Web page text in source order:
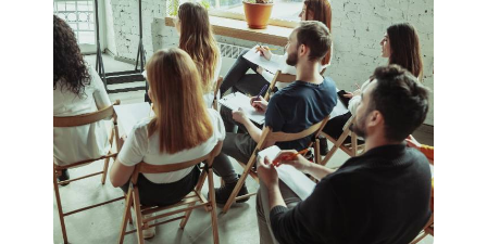
10/17 懂孩子，也懂受傷靈魂：理解霸凌與陪伴
陳意文 諮商心理師
本場講座由本會與張老師基金會合作辦理
適合對象:家長、教師、輔導人員、社工及關心兒
少議題之一般民眾
當孩子面對霸凌時，許多家長常會陷入焦急、憤
怒、自責或不知所措；而當自己的孩子成為霸凌
者或旁觀者時，也往往不知道該如何介入與引
導。
答案，而是開始學會用不同角度理解世界。
10/2 【繪畫已死？】當代繪畫的自我賦能與衝力
胡鐘尹 老師
戰後飽受摧殘的心靈及創傷記憶，繪畫如何從廢
墟裡重生？1970年代，當極簡主義及觀念藝術把
視覺的純粹性表現推向極致，藝術界普遍宣告
「繪畫已死」然而，在歷史與傳統的遺緒之中，
有一群藝術家以狂放的表現與衝力，力圖拾回繪